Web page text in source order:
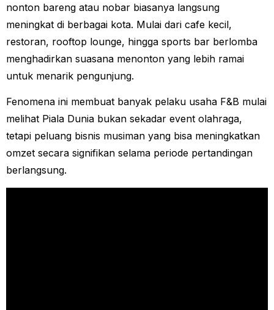
nonton bareng atau nobar biasanya langsung
meningkat di berbagai kota. Mulai dari cafe kecil,
restoran, rooftop lounge, hingga sports bar berlomba
menghadirkan suasana menonton yang lebih ramai
untuk menarik pengunjung.
Fenomena ini membuat banyak pelaku usaha F&B mulai
melihat Piala Dunia bukan sekadar event olahraga,
tetapi peluang bisnis musiman yang bisa meningkatkan
omzet secara signifikan selama periode pertandingan
berlangsung.